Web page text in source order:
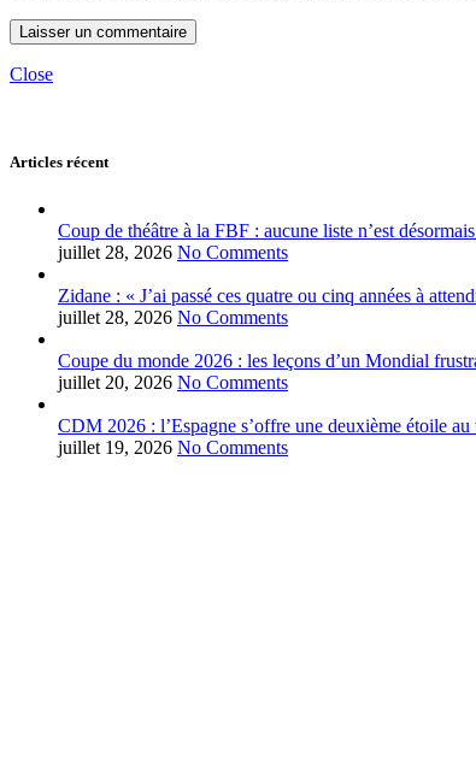
Close
Articles récent
Coup de théâtre à la FBF : aucune liste n’est
juillet 28, 2026 No Comments
Zidane : « J’ai passé ces quatre ou cinq années à
juillet 28, 2026 No Comments
Coupe du monde 2026 : les leçons d’un Mondial
juillet 20, 2026 No Comments
CDM 2026 : l’Espagne s’offre une deuxième étoile
juillet 19, 2026 No Comments